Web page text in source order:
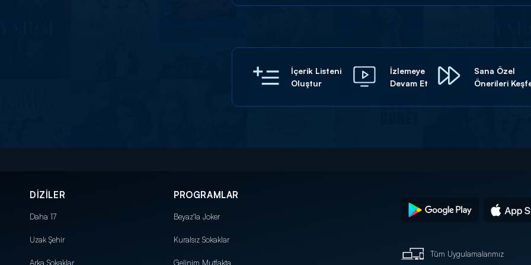
İçerik Listeni
Oluştur
İzlemeye
Devam Et
Sana Özel
Önerileri
DİZİLER
Daha 17
Uzak Şehir
Arka Sokaklar
PROGRAMLAR
Beyaz'la Joker
Kuralsız Sokaklar
Gelinim Mutfakta
Tüm Uygulamalarımız